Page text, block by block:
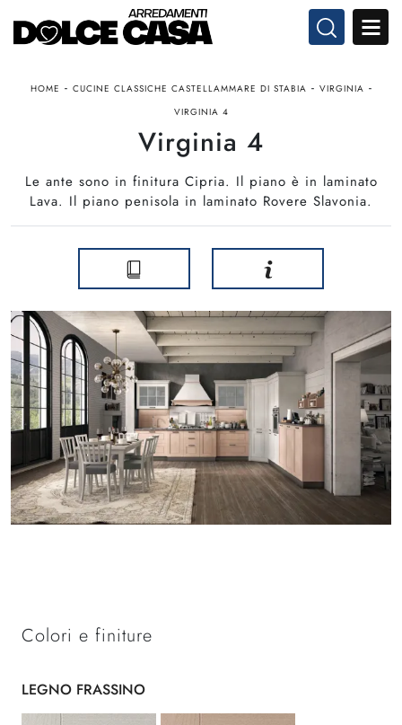
HOME - CUCINE CLASSICHE CASTELLAMMARE DI STABIA - VIRGINIA -
VIRGINIA 4
Virginia 4
Le ante sono in finitura Cipria. Il piano è in laminato
Lava. Il piano penisola in laminato Rovere Slavonia.
Colori e finiture
LEGNO FRASSINO